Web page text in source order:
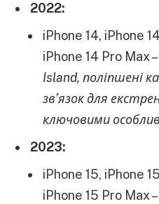
2022:
iPhone 14, iPhone
iPhone 14 Pro Max –
Island, поліпшені
зв’язок для
ключовими
2023:
iPhone 15, iPhone
iPhone 15 Pro Max –